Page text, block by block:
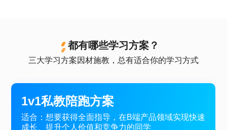
都有哪些学习方案？
三大学习方案因材施教，总有适合你的学习方式
1v1私教陪跑方案
适合：想要获得全面指导，在B端产品领域实现快速
成长、提升个人价值和竞争力的同学